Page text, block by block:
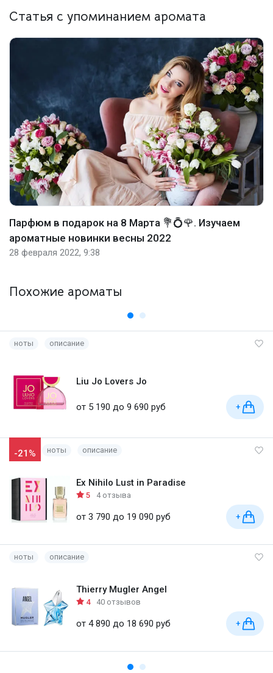
Статья с упоминанием аромата
Парфюм в подарок на 8 Марта 💐💍🌹. Изучаем
ароматные новинки весны 2022
28 февраля 2022, 9:38
Похожие ароматы
ноты описание
Liu Jo Lovers Jo
от 5 190 до 9 690 руб +
-21% ноты описание
Ex Nihilo Lust in Paradise
5 4 отзыва
от 3 790 до 19 090 руб +
ноты описание
Thierry Mugler Angel
4 40 отзывов
от 4 890 до 18 690 руб +